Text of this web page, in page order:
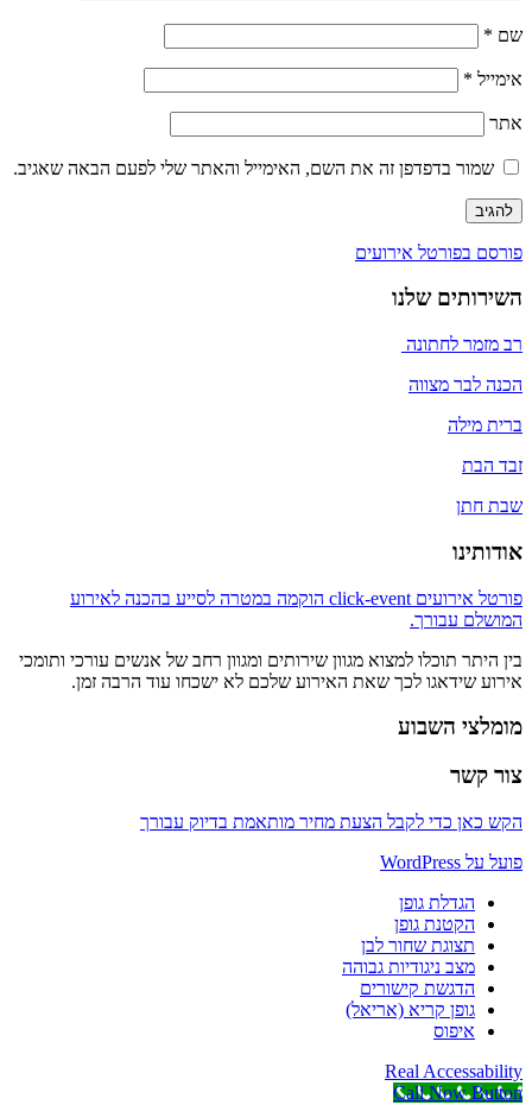
שם *
אימייל *
אתר
שמור בדפדפן זה את השם, האימייל והאתר שלי לפעם הבאה שאגיב.
ניווט
פורסם בפורטל אירועים
השירותים שלנו
רב מזמר לחתונה
הכנה לבר מצווה
ברית מילה
זבד הבת
שבת חתן
אודותינו
פורטל אירועים click-event הוקמה במטרה לסייע בהכנה לאירוע
המושלם עבורך.
בין היתר תוכלו למצוא מגוון שירותים ומגוון רחב של אנשים עורכי ותומכי
אירוע שידאגו לכך שאת האירוע שלכם לא ישכחו עוד הרבה זמן.
מומלצי השבוע
צור קשר
הקש כאן כדי לקבל הצעת מחיר מותאמת בדיוק עבורך
פועל על WordPress
הגדלת גופן
הקטנת גופן
תצוגת שחור לבן
מצב ניגודיות גבוהה
הדגשת קישורים
גופן קריא (אריאל)
איפוס
Real Accessability
Call Now Button